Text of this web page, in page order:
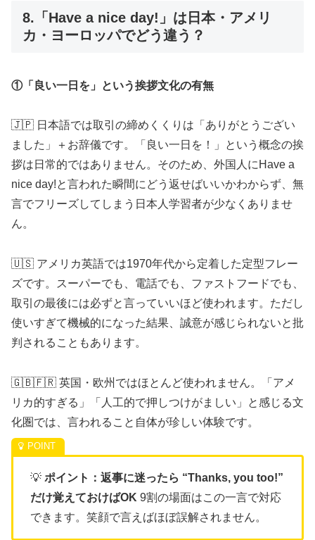
8.「Have a nice day!」は日本・アメリ
カ・ヨーロッパでどう違う？
①「良い一日を」という挨拶文化の有無
🇯🇵 日本語では取引の締めくくりは「ありがとうござい
ました」＋お辞儀です。「良い一日を！」という概念の挨
拶は日常的ではありません。そのため、外国人にHave a
nice day!と言われた瞬間にどう返せばいいかわからず、無
言でフリーズしてしまう日本人学習者が少なくありませ
ん。
🇺🇸 アメリカ英語では1970年代から定着した定型フレー
ズです。スーパーでも、電話でも、ファストフードでも、
取引の最後には必ずと言っていいほど使われます。ただし
使いすぎて機械的になった結果、誠意が感じられないと批
判されることもあります。
🇬🇧🇫🇷 英国・欧州ではほとんど使われません。「アメ
リカ的すぎる」「人工的で押しつけがましい」と感じる文
化圏では、言われること自体が珍しい体験です。
💡 ポイント：返事に迷ったら “Thanks, you too!”
だけ覚えておけばOK 9割の場面はこの一言で対応
できます。笑顔で言えばほぼ誤解されません。